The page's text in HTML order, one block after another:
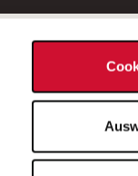
Bei Fragen zu einer
wenden Sie sich bitte an
Stellenausschreibung